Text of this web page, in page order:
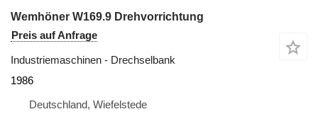
Wemhöner W169.9 Drehvorrichtung
Preis auf Anfrage
Industriemaschinen - Drechselbank
1986
Deutschland, Wiefelstede